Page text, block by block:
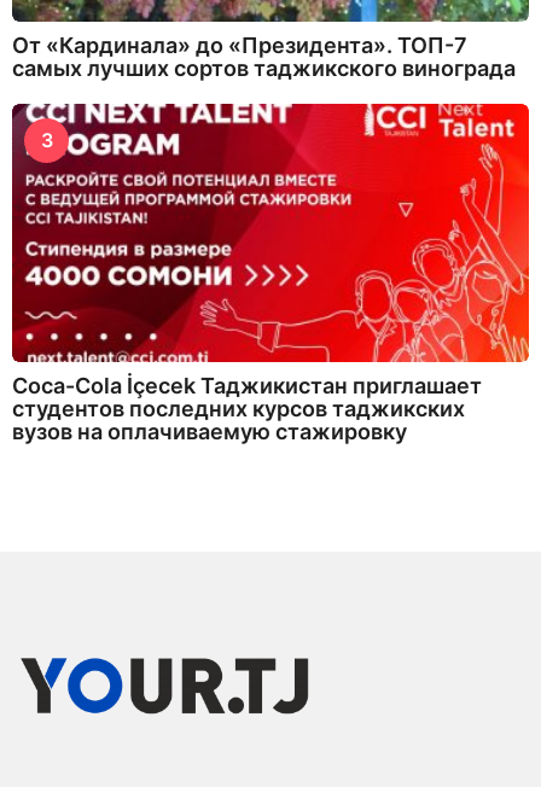
От «Кардинала» до «Президента». ТОП-7
самых лучших сортов таджикского винограда
3
Coca-Cola İçecek Таджикистан приглашает
студентов последних курсов таджикских
вузов на оплачиваемую стажировку